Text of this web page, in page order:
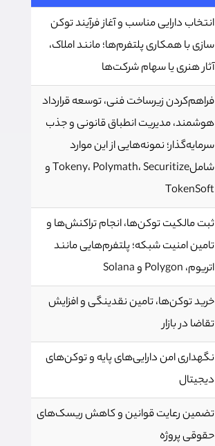
انتخاب دارایی مناسب و آغاز فرآیند توکن
سازی با همکاری پلتفرم‌ها؛ مانند املاک،
آثار هنری یا سهام شرکت‌ها
فراهم‌کردن زیرساخت فنی، توسعه قرارداد
هوشمند، مدیریت انطباق قانونی و جذب
سرمایه‌گذار؛ نمونه‌هایی از این موارد
شاملTokeny، Polymath، Securitize و
TokenSoft
ثبت مالکیت توکن‌ها، انجام تراکنش‌ها و
تامین امنیت شبکه؛ پلتفرم‌هایی مانند
اتریوم، Polygon و Solana
خرید توکن‌ها، تامین نقدینگی و افزایش
تقاضا در بازار
نگهداری امن دارایی‌های پایه و توکن‌های
دیجیتال
تضمین رعایت قوانین و کاهش ریسک‌های
حقوقی پروژه